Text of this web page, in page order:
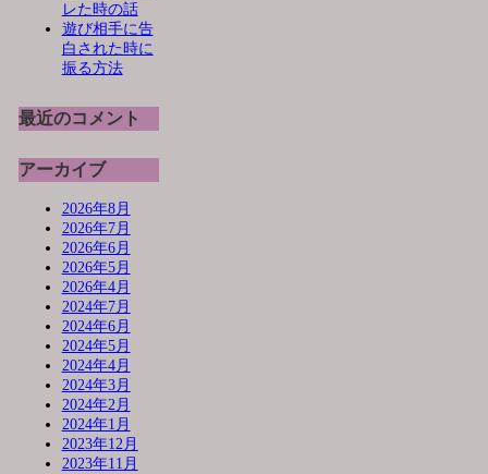
レた時の話
遊び相手に告
白された時に
振る方法
最近のコメント
アーカイブ
2026年8月
2026年7月
2026年6月
2026年5月
2026年4月
2024年7月
2024年6月
2024年5月
2024年4月
2024年3月
2024年2月
2024年1月
2023年12月
2023年11月